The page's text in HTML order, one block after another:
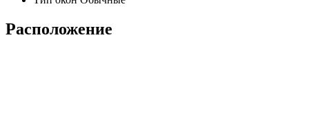
Расположение